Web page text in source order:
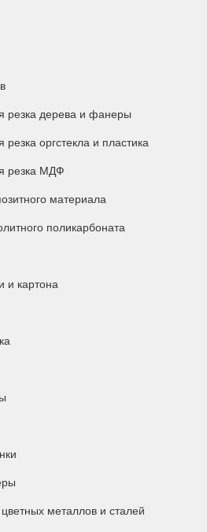
резка дерева и фанеры
оргстекла и пластика
резка МДФ
материала
поликарбоната
и картона
металлов и сталей